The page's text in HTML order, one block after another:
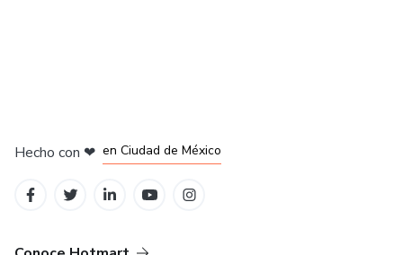
Hecho con ❤ en Ciudad de México